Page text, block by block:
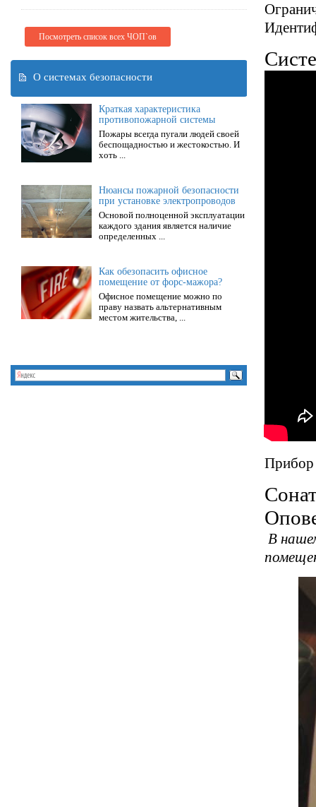
Прибор
В
Посмотреть список всех ЧОП`ов
О системах безопасности
Краткая характеристика
противопожарной системы
Пожары всегда пугали людей своей
беспощадностью и жестокостью. И
хоть ...
Нюансы пожарной безопасности
при установке электропроводов
Основой полноценной эксплуатации
каждого здания является наличие
определенных ...
Как обезопасить офисное
помещение от форс-мажора?
Офисное помещение можно по
праву назвать альтернативным
местом жительства, ...